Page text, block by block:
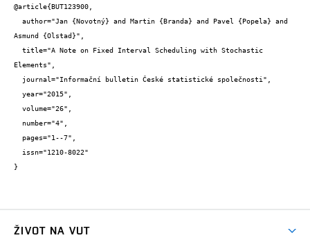
@article{BUT123900,
Asmund {Olstad}",
Elements",
}
ŽIVOT NA VUT